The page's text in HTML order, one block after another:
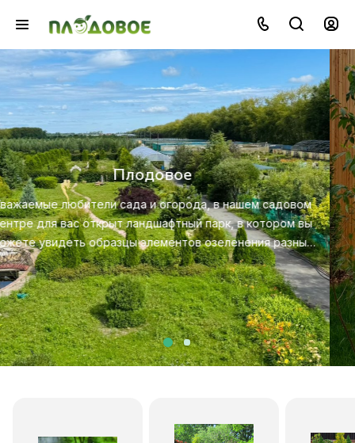
Озеленение
Создайте красивую и экологичную среду с помощью
профессионального ландшафтного дизайна, посадки и
ухода за растениями.
Посмотреть услугу